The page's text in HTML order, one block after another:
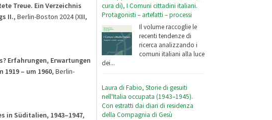
cura di), I Comuni cittadini italiani.
Protagonisti – artefatti – processi
Il volume raccoglie le
recenti tendenze di
ricerca analizzando i
comuni italiani alla luce
dei...
Laura di Fabio, Storie di gesuiti
nell'Italia occupata (1943–1945).
Con estratti dai diari di residenza
della Compagnia di Gesù
Treue. Ein Verzeichnis
II., Berlin-Boston 2024 (XIII,
Erfahrungen, Erwartungen
– um 1960, Berlin-
in Süditalien, 1943–1947,